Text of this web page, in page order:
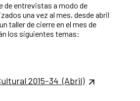
de entrevistas a modo de
una vez al mes, desde abril
taller de cierre en el mes de
los siguientes temas:
2015-34 (Abril)